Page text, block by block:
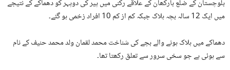
بلوچستان کے ضلع بارکھان کے علاقے رکنی میں پیر کی دوپہر کو دھماکے کے نتیجے
میں ایک 12 سالہ بچہ ہلاک جبکہ کم از کم 10 افراد زخمی ہو گئے۔
دھماکے میں ہلاک ہونے والے بچے کی شناخت محمد لقمان ولد محمد حنیف کے نام
سے ہوئی ہے جو سخی سرور سے تعلق رکھتا تھا۔